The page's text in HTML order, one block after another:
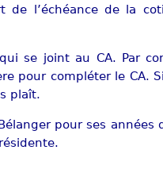
l’échéance de la
se joint au CA. Par
pour compléter le CA.
plaît.
pour ses